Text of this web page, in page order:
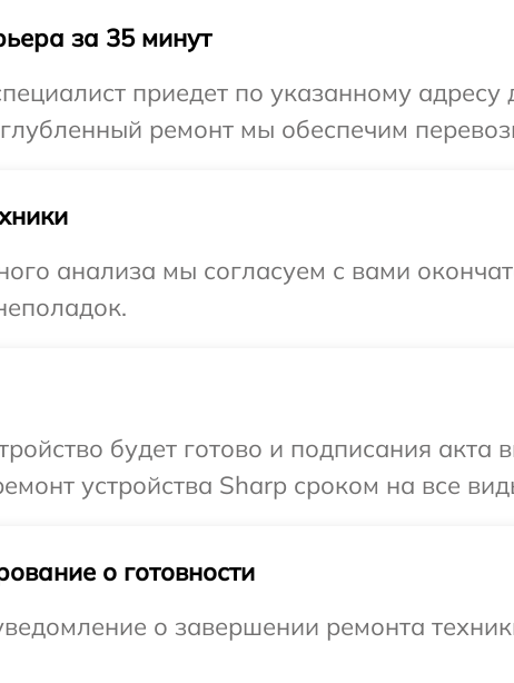
за 35 минут
приедет по указанному
ремонт мы обеспечим
анализа мы согласуем с вами
будет готово и подписания
устройства Sharp сроком на все
о готовности
о завершении ремонта